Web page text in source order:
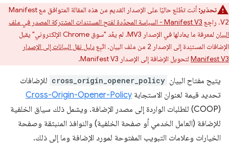
تحذير:
أنت تطّلع حاليًا على الإصدار القديم من هذه المقالة المتوافق مع Manifest
V2. راجِع
Manifest V3 - السياسة المحدّدة لفتح المستندات المشتركة المصدر في ملف
البيان
لمعرفة ما يعادلها في الإصدار MV3. لم يعُد "سوق Chrome الإلكتروني" يقبل
الإضافات المستنِدة إلى الإصدار 2 من ملف البيان. اتّبِع
دليل نقل البيانات إلى الإصدار
Manifest V3 لتحويل الإضافة إلى الإصدار Manifest V3.
يتيح مفتاح البيان cross_origin_opener_policy للإضافات
تحديد قيمة لعنوان الاستجابة Cross-Origin-Opener-Policy
(COOP) للطلبات الواردة إلى مصدر الإضافة. ويشمل ذلك سياق الخلفية
للإضافة (العامل الخدمي أو صفحة الخلفية) والنوافذ المنبثقة وصفحة
الخيارات وعلامات التبويب المفتوحة لمورد الإضافة وما إلى ذلك.